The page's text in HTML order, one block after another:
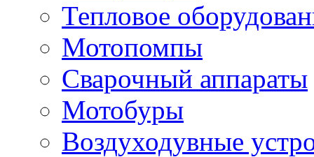
Тепловое
Мотопомпы
Сварочный аппараты
Мотобуры
Воздуходувные